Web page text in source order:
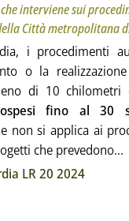
interviene sui
Città metropolitana
i procedimenti
o la
di 10 chilometri
fino al 30
non si applica ai
che prevedono...
LR 20 2024